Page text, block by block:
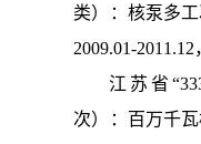
类）：核泵多
2009.01-2011.12
江苏省
次）：百万千